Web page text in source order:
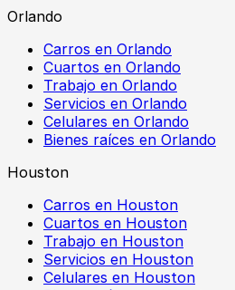
Orlando
Carros en Orlando
Cuartos en Orlando
Trabajo en Orlando
Servicios en Orlando
Celulares en Orlando
Bienes raíces en Orlando
Houston
Carros en Houston
Cuartos en Houston
Trabajo en Houston
Servicios en Houston
Celulares en Houston